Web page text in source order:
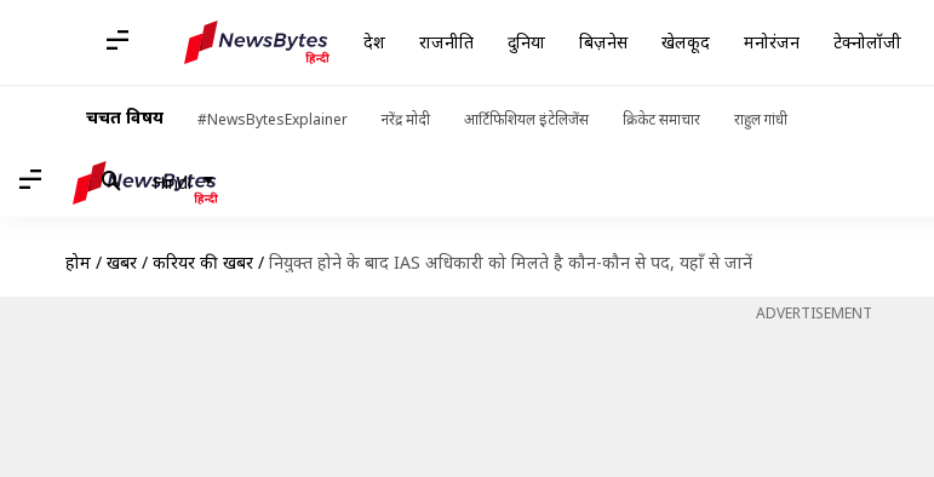
देश राजनीति दुनिया बिज़नेस खेलकूद मनोरंजन टेक्नोलॉजी
चर्चित विषय #NewsBytesExplainer नरेंद्र मोदी आर्टिफिशियल इंटेलिजेंस क्रिकेट समाचार राहुल गांधी
Hindi
होम / खबरें / करियर की खबरें / नियुक्त होने के बाद IAS अधिकारी को मिलते है कौन-कौन से पद, यहाँ से जानें
ADVERTISEMENT